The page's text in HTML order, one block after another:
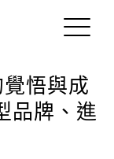
悟與成
品牌、進